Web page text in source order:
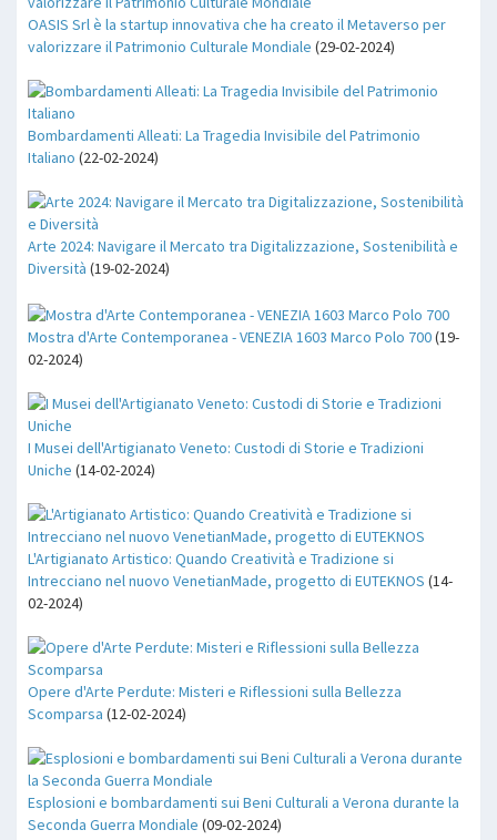
OASIS Srl è la startup innovativa che ha creato il Metaverso per
valorizzare il Patrimonio Culturale Mondiale (29-02-2024)
Bombardamenti Alleati: La Tragedia Invisibile del Patrimonio
Italiano (22-02-2024)
Arte 2024: Navigare il Mercato tra Digitalizzazione, Sostenibilità e
Diversità (19-02-2024)
Mostra d'Arte Contemporanea - VENEZIA 1603 Marco Polo 700(19-
02-2024)
I Musei dell'Artigianato Veneto: Custodi di Storie e Tradizioni
Uniche (14-02-2024)
L'Artigianato Artistico: Quando Creatività e Tradizione si
Intrecciano nel nuovo VenetianMade, progetto di EUTEKNOS (14-
02-2024)
Opere d'Arte Perdute: Misteri e Riflessioni sulla Bellezza
Scomparsa (12-02-2024)
Esplosioni e bombardamenti sui Beni Culturali a Verona durante la
Seconda Guerra Mondiale (09-02-2024)